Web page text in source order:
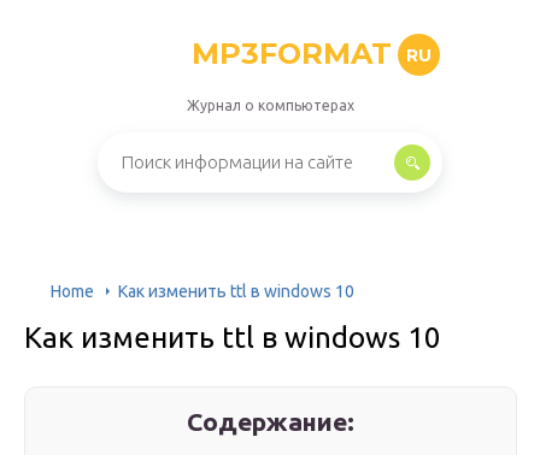
MP3FORMAT RU
Журнал о компьютерах
Home Как изменить ttl в windows 10
Как изменить ttl в windows 10
Содержание: